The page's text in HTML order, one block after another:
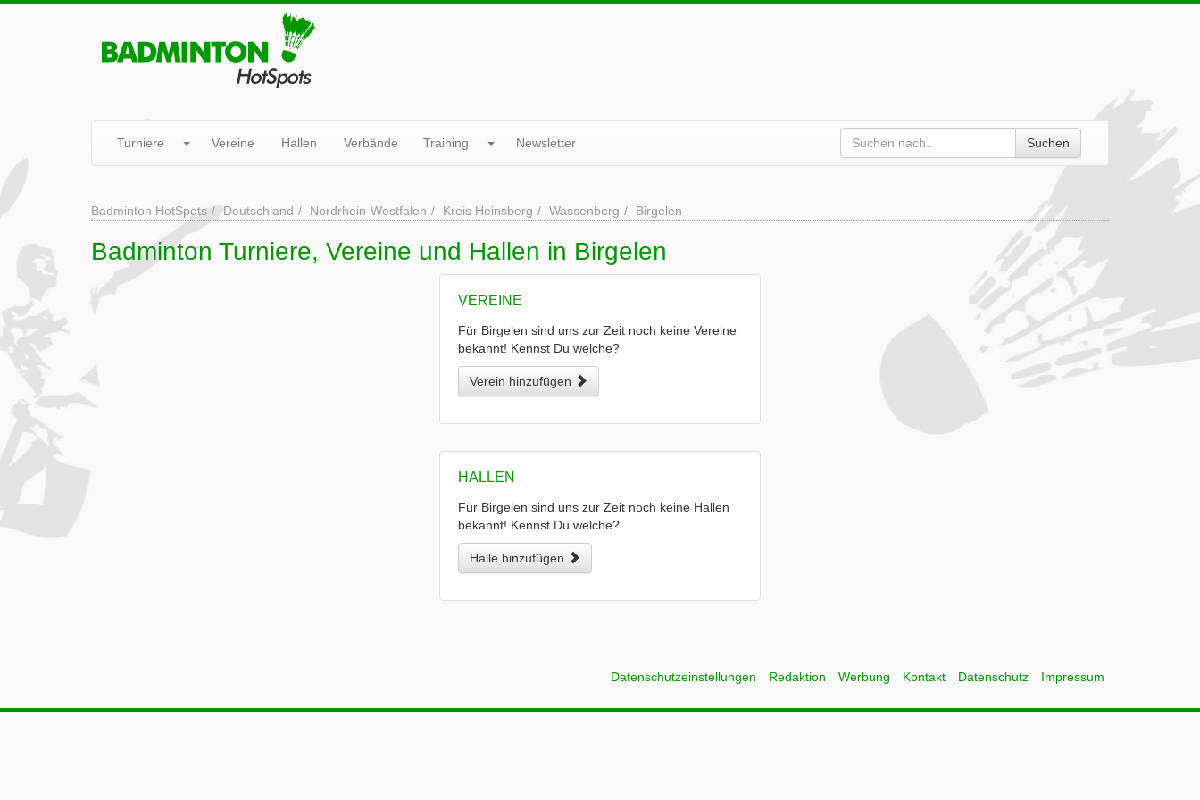
Turniere Vereine Hallen Verbände Training Newsletter Suchen
Badminton HotSpots Deutschland Nordrhein-Westfalen Kreis Heinsberg Wassenberg Birgelen
Badminton Turniere, Vereine und Hallen in Birgelen
VEREINE
Für Birgelen sind uns zur Zeit noch keine Vereine
bekannt! Kennst Du welche?
Verein hinzufügen
HALLEN
Für Birgelen sind uns zur Zeit noch keine Hallen
bekannt! Kennst Du welche?
Halle hinzufügen
Datenschutzeinstellungen Redaktion Werbung Kontakt Datenschutz Impressum